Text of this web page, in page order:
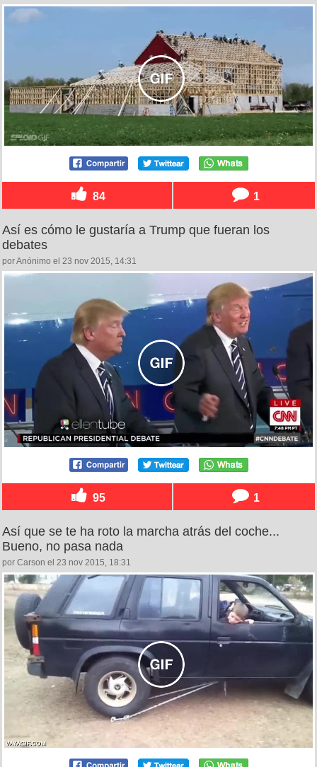
84 1
Así es cómo le gustaría a Trump que fueran los
debates
por Anónimo el 23 nov 2015, 14:31
95 1
Así que se te ha roto la marcha atrás del coche...
Bueno, no pasa nada
por Carson el 23 nov 2015, 18:31